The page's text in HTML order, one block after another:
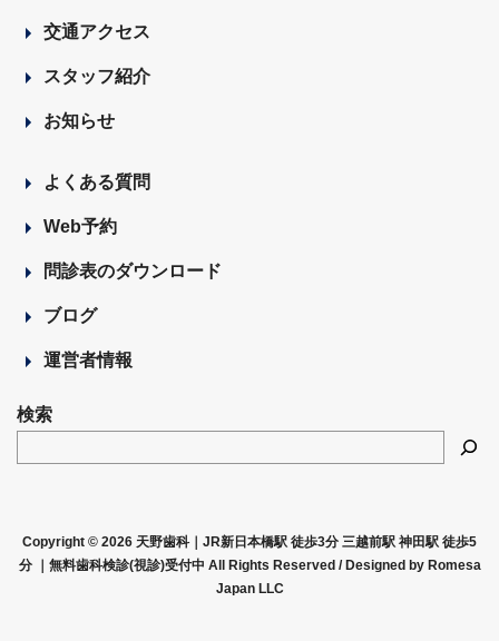
交通アクセス
スタッフ紹介
お知らせ
よくある質問
Web予約
問診表のダウンロード
ブログ
運営者情報
検索
Copyright © 2026 天野歯科｜JR新日本橋駅 徒歩3分 三越前駅 神田駅 徒歩5
分 ｜無料歯科検診(視診)受付中 All Rights Reserved / Designed by Romesa
Japan LLC